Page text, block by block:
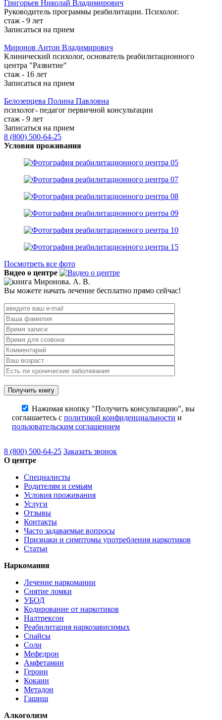
Григорьев Николай Владимирович
Руководитель программы реабилитации. Психолог.
стаж - 9 лет
Записаться на прием
Миронов Антон Владимирович
Клинический психолог, основатель реабилитационного
центра "Развитие"
стаж - 16 лет
Записаться на прием
Белозерцева Полина Павловна
психолог- педагог первичной консультации
стаж - 9 лет
Записаться на прием
8 (800) 500-64-25
Условия проживания
Посмотреть все фото
Видео о центре
Вы можете начать лечение бесплатно прямо сейчас!
Нажимая кнопку "Получить консультацию", вы
соглашаетесь с политикой конфиденциальности и
пользовательским соглашением
8 (800) 500-64-25 Заказать звонок
О центре
Специалисты
Родителям и семьям
Условия проживания
Услуги
Отзывы
Контакты
Часто задаваемые вопросы
Признаки и симптомы употребления наркотиков
Статьи
Наркомания
Лечение наркомании
Снятие ломки
УБОД
Кодирование от наркотиков
Налтрексон
Реабилитация наркозависимых
Спайсы
Соли
Мефедрон
Амфетамин
Героин
Кокаин
Метадон
Гашиш
Алкоголизм